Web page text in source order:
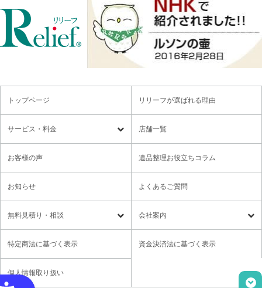
トップページ リリーフが選ばれる理由
サービス・料金
遺品整理 残置物撤去
特殊清掃・孤独死 ゴミ屋敷・モノ屋敷
各種セミナーのご案内 領収書の発行方法
店舗一覧
お客様の声 遺品整理お役立ちコラム
お知らせ よくあるご質問
無料⾒積り・相談
無料⾒積り・相談 LINE無料相談
ご意見箱
取材・講演依頼
会社案内
社長メッセージ
特定商法に基づく表示 資金決済法に基づく表示
個人情報取り扱い